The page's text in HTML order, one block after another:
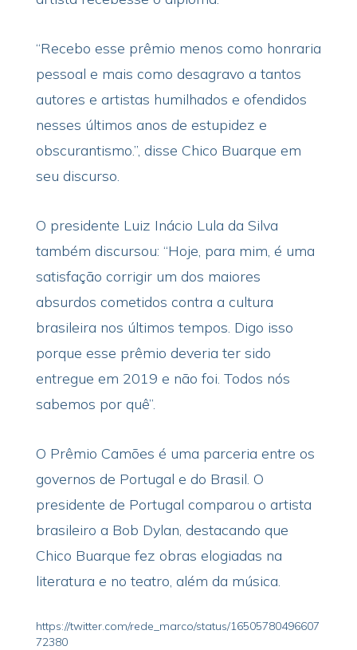
“Recebo esse prêmio menos como honraria
pessoal e mais como desagravo a tantos
autores e artistas humilhados e ofendidos
nesses últimos anos de estupidez e
obscurantismo.”, disse Chico Buarque em
seu discurso.
O presidente Luiz Inácio Lula da Silva
também discursou: “Hoje, para mim, é uma
satisfação corrigir um dos maiores
absurdos cometidos contra a cultura
brasileira nos últimos tempos. Digo isso
porque esse prêmio deveria ter sido
entregue em 2019 e não foi. Todos nós
sabemos por quê”.
O Prêmio Camões é uma parceria entre os
governos de Portugal e do Brasil. O
presidente de Portugal comparou o artista
brasileiro a Bob Dylan, destacando que
Chico Buarque fez obras elogiadas na
literatura e no teatro, além da música.
https://twitter.com/rede_marco/status/16505780496607
72380